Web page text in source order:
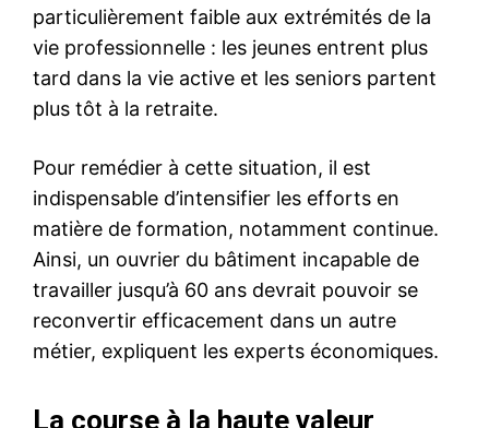
particulièrement faible aux extrémités de la
vie professionnelle : les jeunes entrent plus
tard dans la vie active et les seniors partent
plus tôt à la retraite.
Pour remédier à cette situation, il est
indispensable d’intensifier les efforts en
matière de formation, notamment continue.
Ainsi, un ouvrier du bâtiment incapable de
travailler jusqu’à 60 ans devrait pouvoir se
reconvertir efficacement dans un autre
métier, expliquent les experts économiques.
La course à la haute valeur